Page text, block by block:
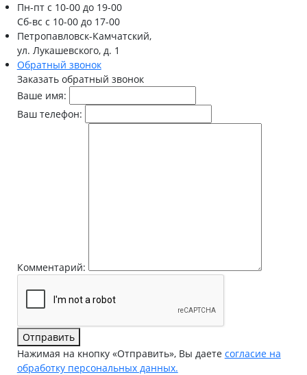
Пн-птс 10-00 до 19-00
Сб-вс с 10-00 до 17-00
Петропавловск-Камчатский,
ул. Лукашевского, д. 1
Обратный звонок
Заказать обратный звонок
Ваше имя:
Ваш телефон:
Комментарий:
Отправить
Нажимая на кнопку «Отправить», Вы даете согласие на
обработку персональных данных.